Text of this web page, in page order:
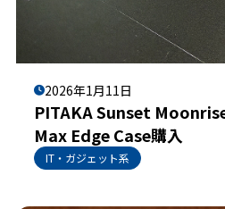
2026年1月11日
PITAKA Sunset
Max Edge Case購入
IT・ガジェット系